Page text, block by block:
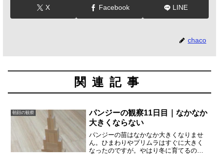
X Facebook LINE
chaco
関連記事
朝顔の観察
パンジーの観察11日目｜なかなか
大きくならない
パンジーの苗はなかなか大きくなりませ
ん。ひまわりやプリムラはすぐに大きく
なったのですが。やはり冬に育てるの